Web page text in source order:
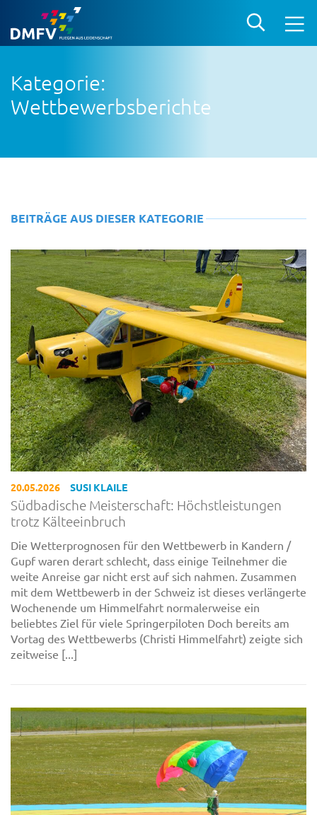
Kategorie:
Wettbewerbsberichte
BEITRÄGE AUS DIESER KATEGORIE
20.05.2026 SUSI KLAILE
Südbadische Meisterschaft: Höchstleistungen
trotz Kälteeinbruch
Die Wetterprognosen für den Wettbewerb in Kandern /
Gupf waren derart schlecht, dass einige Teilnehmer die
weite Anreise gar nicht erst auf sich nahmen. Zusammen
mit dem Wettbewerb in der Schweiz ist dieses verlängerte
Wochenende um Himmelfahrt normalerweise ein
beliebtes Ziel für viele Springerpiloten Doch bereits am
Vortag des Wettbewerbs (Christi Himmelfahrt) zeigte sich
zeitweise [...]